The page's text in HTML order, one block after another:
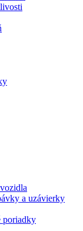
a uzávierky
poriadky